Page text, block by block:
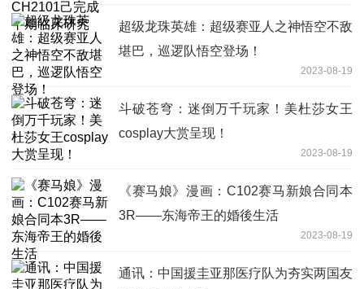
超级龙珠英雄：超级赛亚人之神悟空不敌
堪巴，巡逻队悟空登场！
2023-08-19
斗破苍穹：迷倒万千玩家！美杜莎女王
cosplay大赏呈现！
2023-08-19
《赛马娘》漫画：C102赛马新娘合同本
3R——东海帝王的婚後生活
2023-08-19
通讯：中国援圭亚那医疗队为夯实两国友